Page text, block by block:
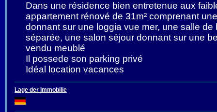
Dans une résidence bien entretenue aux
appartement rénové de 31m² comprenant
donnant sur une loggia vue mer, une salle
séparée, une salon séjour donnant sur une
vendu meublé
Il possede son parking privé
Idéal location vacances
Lage der Immobilie